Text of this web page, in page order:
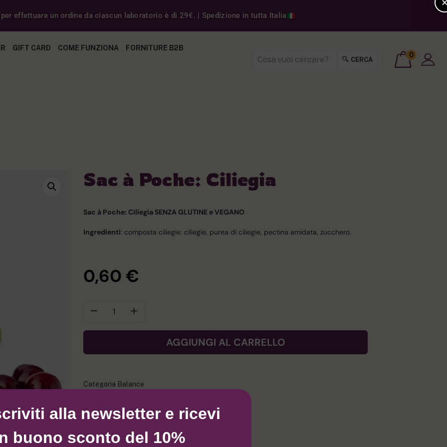
alla newsletter e ricevi
buono sconto del 10%
effettuare un ordine da ciascun laboratorio è di 29€. | Spedizione in tutta Italia
GIFT CARD COME FUNZIONA FORNITURE B2B
CERCA
0
Sac à Poche: Ciliegia
Sac à Poche: Ciliegia SENZA GLUTINE e VEGANO
Ingredienti: composta ciliegie: ciliegie, purea di ciliegie, pectina amidata, zucchero.
0,60 €
AGGIUNGI AL CARRELLO
Categoria Balance